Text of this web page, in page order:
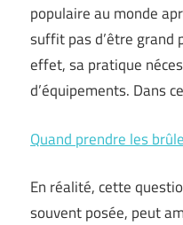
populaire au monde
suffit pas d’être grand
effet, sa pratique
d’équipements. Dans
Quand prendre les
En réalité, cette
souvent posée, peut